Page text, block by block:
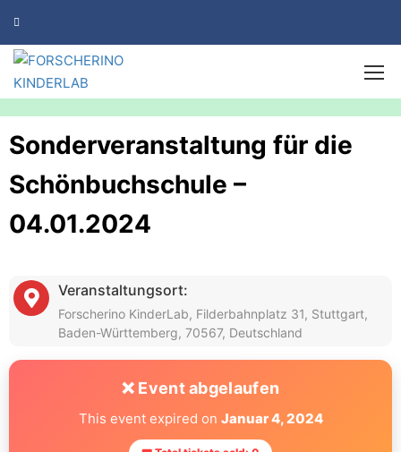
Sonderveranstaltung für die
Schönbuchschule –
04.01.2024
Veranstaltungsort:
Forscherino KinderLab, Filderbahnplatz 31, Stuttgart,
Baden-Württemberg, 70567, Deutschland
❌ Event abgelaufen
This event expired on Januar 4, 2024